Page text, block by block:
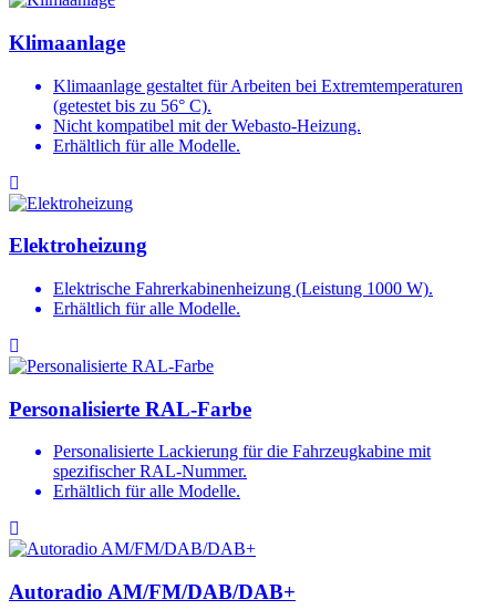
Klimaanlage
Klimaanlage gestaltet für Arbeiten bei Extremtemperaturen
(getestet bis zu 56° C).
Nicht kompatibel mit der Webasto-Heizung.
Erhältlich für alle Modelle.
Elektroheizung
Elektrische Fahrerkabinenheizung (Leistung 1000 W).
Erhältlich für alle Modelle.
Personalisierte RAL-Farbe
Personalisierte Lackierung für die Fahrzeugkabine mit
spezifischer RAL-Nummer.
Erhältlich für alle Modelle.
Autoradio AM/FM/DAB/DAB+